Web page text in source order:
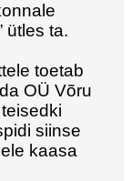
ütles ta.
toetab
OÜ Võru
siinse
kaasa